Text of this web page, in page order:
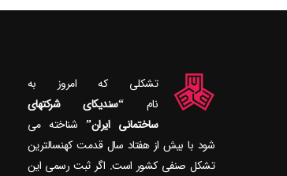
تشکلی که امروز به
نام“سندیکای شرکتهای
ساختمانی ایران”
شود با بیش از هفتاد سال قدمت کهنسال‎ترین
تشکل صنفی کشور است. اگر ثبت رسمی این